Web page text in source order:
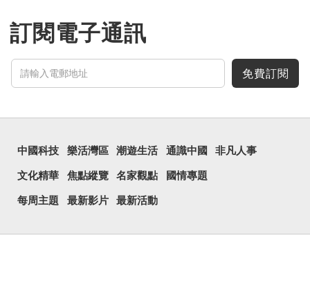
訂閱電子通訊
免費訂閱
中國科技 樂活灣區 潮遊生活 通識中國 非凡人事
文化精華 焦點縱覽 名家觀點 國情專題
每周主題 最新影片 最新活動